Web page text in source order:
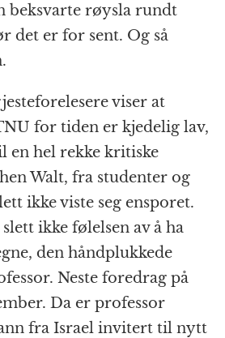
beksvarte røysla rundt
det er for sent. Og så
viser at
for tiden er kjedelig lav,
en hel rekke kritiske
Walt, fra studenter og
ikke viste seg ensporet.
ikke følelsen av å ha
den håndplukkede
Neste foredrag på
Da er professor
fra Israel invitert til nytt